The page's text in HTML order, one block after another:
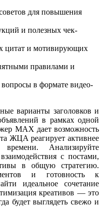
для повышения
и полезных чек-
цитат и мотивирующих
правилами и
в формате видео-
варианты заголовков и
в рамках одной
MAX дает возможность
ЖЦА реагирует активнее
Анализируйте
с постами,
в общую стратегию.
и готовность к
идеальное сочетание
креативов — это
будет выглядеть свежо и